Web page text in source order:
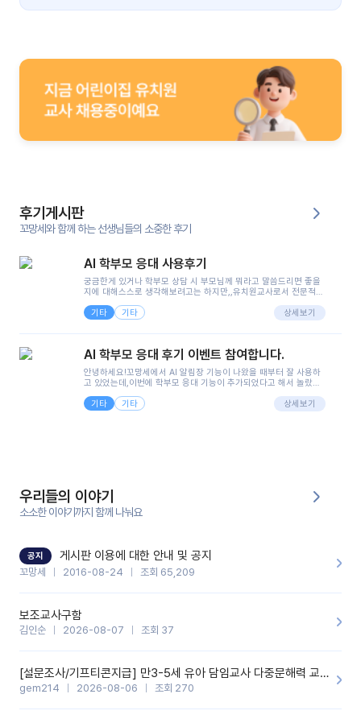
후기게시판
꼬망세와 함께 하는 선생님들의 소중한 후기
AI 학부모 응대 사용후기
궁금한게 있거나 학부모 상담 시 부모님께 뭐라고 말씀드리면 좋을
지에 대해스스로 생각해보려고는 하지만,,유치원교사로서 전문적인
려니 어려울때가...^^(저만 그런거 아니죠 ㅜㅜ)꼬망봇의 장점은 지
피티나 제미나이는 몇세이고 여자인지 남자인지 등그래도 좀 기본
정보를 제공하면서 물어봐야할 때가 있어그때마다 정보를 입력하는
으셔서 고민이 됐는데ai 학부모 응대를 써볼 수 있어서 좋았어요!앞
면..)그리고 제가 신입 때 이게 있었더라면 ㅜㅜㅜㅜ?응대 팁이 정말
좋은거 같아요지금은 그래도 아이들이 잘 이해 되지만초임 때는 정
말 어려워서 항상다른 선생님들께 도움을 요청했었거든요..ㅠ*일지
쓸 때도 좀 도움이 되는 거 같아요!
기타 기타 상세보기
AI 학부모 응대 후기 이벤트 참여합니다.
안녕하세요!꼬망세에서 AI 알림장 기능이 나왔을 때부터 잘 사용하
고 있었는데,이번에 학부모 응대 기능이 추가되었다고 해서 놀랐습
님 응대에 더 많은 부담을 느끼고 있습니다 ㅠㅠ이번에 제가 원에서
겪은 일과 학부모님께 전달드렸던 내용을 함께 보시고,저와 비슷한
을 많이 하는데,꼬망봇 덕분에 고민하는 시간을 줄이고 학부모님을
안심시킬 수 있었습니다.이 부분은 꼬망봇이 추가로 알려준 응대 tip
입니다.학부모님께 전화를 드리기 전에, 내용을 숙지하여 좀 더 전문
성 있는 교사가 되어 대화를 나눌 수 있었습니다.꼬망세 AI학부모 응
기능을 개발해 주셔서 감사합니다.
기타 기타 상세보기
우리들의 이야기
소소한 이야기까지 함께 나눠요
공지 게시판 이용에 대한 안내 및 공지
꼬망세 2016-08-24 조회 65,209
보조교사구함
김인순 2026-08-07 조회 37
[설문조사/기프티콘지급] 만3-5세 유아 담임교사 다중문해력 교육 증진을 위한 설문조사
gem214 2026-08-06 조회 270